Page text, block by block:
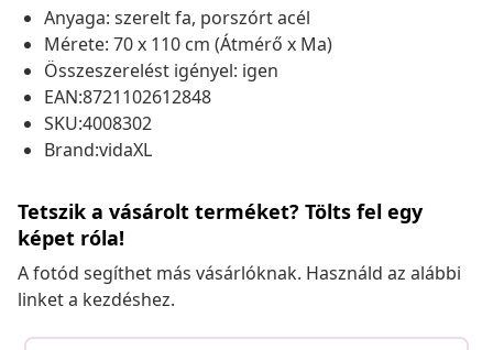
Anyaga: szerelt fa, porszórt acél
Mérete: 70 x 110 cm (Átmérő x Ma)
Összeszerelést igényel: igen
EAN:8721102612848
SKU:4008302
Brand:vidaXL
Tetszik a vásárolt terméket? Tölts fel egy
képet róla!
A fotód segíthet más vásárlóknak. Használd az alábbi
linket a kezdéshez.